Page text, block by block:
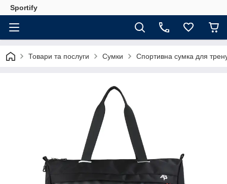
Sportify
Товари та послуги Сумки Спортивна сумка для